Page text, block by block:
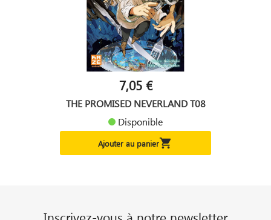
7,05 €
THE PROMISED NEVERLAND T08
Disponible
Ajouter au panier